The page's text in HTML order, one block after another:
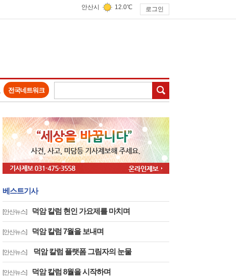
안산시 12.0℃ 로그인
전국네트워크
베스트기사
[안산뉴스] 덕암 칼럼 현인 가요제를 마치며
[안산뉴스] 덕암 칼럼 7월을 보내며
[안산뉴스] 덕암 칼럼 플랫폼 그림자의 눈물
[안산뉴스] 덕암 칼럼 8월을 시작하며